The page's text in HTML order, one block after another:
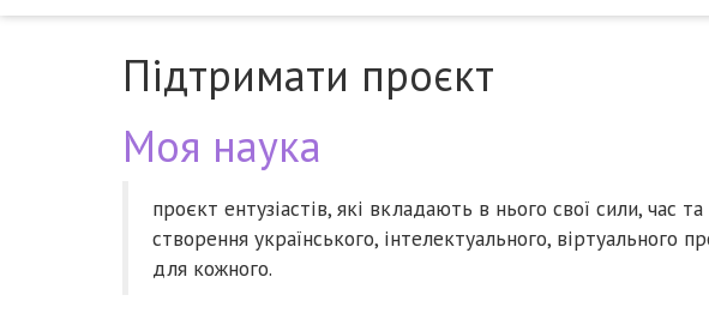
Підтримати проєкт
Моя наука
проєкт ентузіастів, які вкладають в нього свої сили, час
створення українського, інтелектуального, віртуального
для кожного.